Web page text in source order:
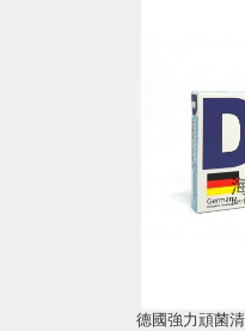
德國強力頑菌